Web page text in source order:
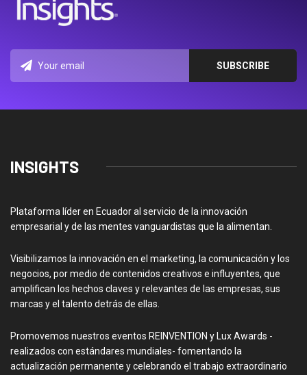
INSIGHTS
Plataforma líder en Ecuador al servicio de la innovación
empresarial y de las mentes vanguardistas que la alimentan.
Visibilizamos la innovación en el marketing, la comunicación y los
negocios, por medio de contenidos creativos e influyentes, que
amplifican los hechos claves y relevantes de las empresas, sus
marcas y el talento detrás de ellas.
Promovemos nuestros eventos REINVENTION y Lux Awards -
realizados con estándares mundiales- fomentando la
actualización permanente y celebrando el trabajo extraordinario